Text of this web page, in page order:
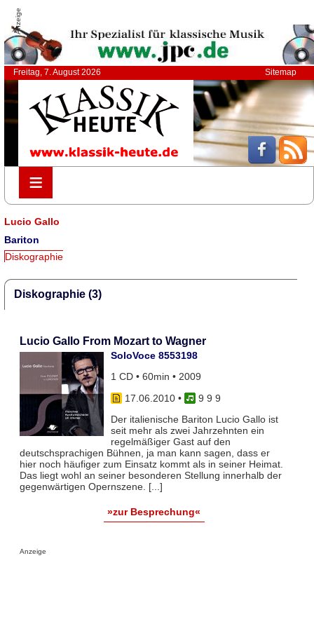
Anzeige
Freitag, 7. August 2026 Sitemap
≡
≡
Lucio Gallo
Bariton
Diskographie
Diskographie (3)
Lucio Gallo From Mozart to Wagner
SoloVoce 8553198
1 CD • 60min • 2009
17.06.2010•
9 9 9
Der italienische Bariton Lucio Gallo ist
seit mehr als zwei Jahrzehnten ein
regelmäßiger Gast auf den
deutschsprachigen Bühnen, ja man kann sagen, dass er
hier noch häufiger zum Einsatz kommt als in seiner Heimat.
Das liegt wohl an seiner besonderen Stellung innerhalb der
gegenwärtigen Opernszene. [...]
»zur Besprechung«
Anzeige